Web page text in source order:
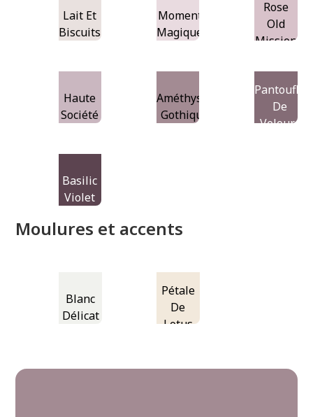
Lait Et
Biscuits
Moments
Magiques
Rose
Old
Mission
Haute
Société
Améthyste
Gothique
Pantoufle
De
Velours
Basilic
Violet
Moulures et accents
Blanc
Délicat
Pétale
De
Lotus